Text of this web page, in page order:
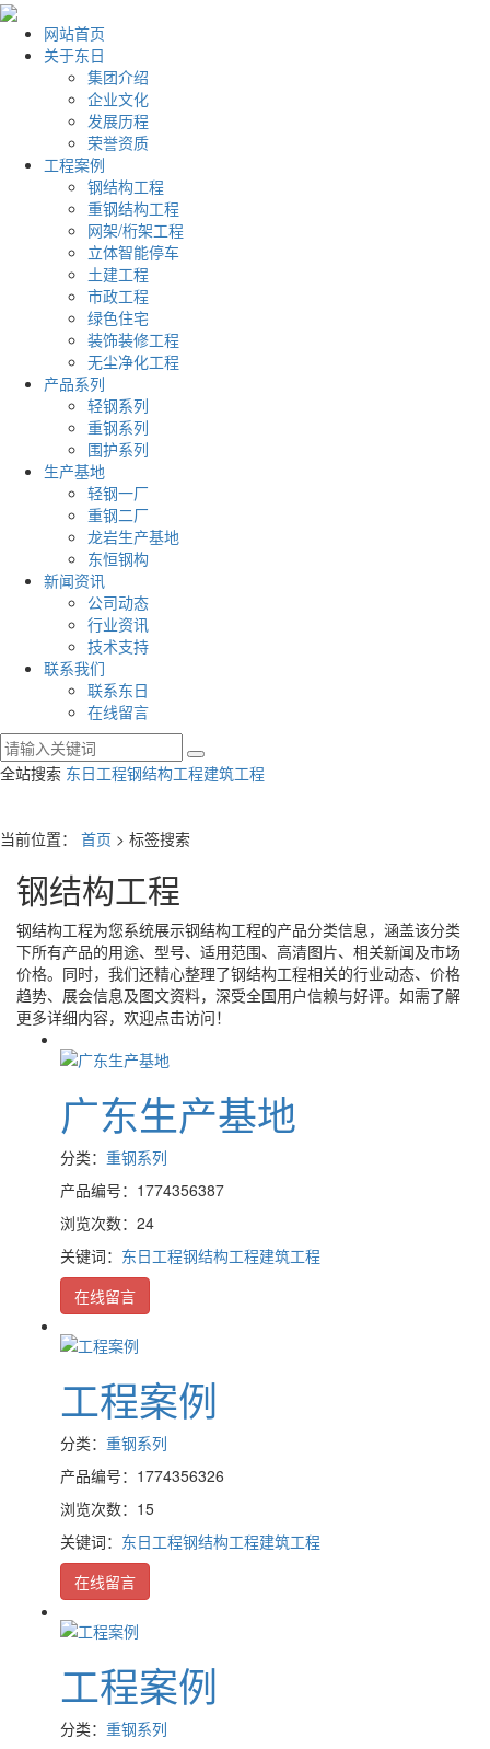
网站首页
关于东日
集团介绍
企业文化
发展历程
荣誉资质
工程案例
钢结构工程
重钢结构工程
网架/桁架工程
立体智能停车
土建工程
市政工程
绿色住宅
装饰装修工程
无尘净化工程
产品系列
轻钢系列
重钢系列
围护系列
生产基地
轻钢一厂
重钢二厂
龙岩生产基地
东恒钢构
新闻资讯
公司动态
行业资讯
技术支持
联系我们
联系东日
在线留言
全站搜索 东日工程钢结构工程建筑工程
当前位置： 首页 > 标签搜索
钢结构工程
钢结构工程为您系统展示钢结构工程的产品分类信息，涵盖该分类
下所有产品的用途、型号、适用范围、高清图片、相关新闻及市场
价格。同时，我们还精心整理了钢结构工程相关的行业动态、价格
趋势、展会信息及图文资料，深受全国用户信赖与好评。如需了解
更多详细内容，欢迎点击访问！
广东生产基地
分类： 重钢系列
产品编号：1774356387
浏览次数：24
关键词： 东日工程钢结构工程建筑工程
在线留言
工程案例
分类： 重钢系列
产品编号：1774356326
浏览次数：15
关键词： 东日工程钢结构工程建筑工程
在线留言
工程案例
分类： 重钢系列